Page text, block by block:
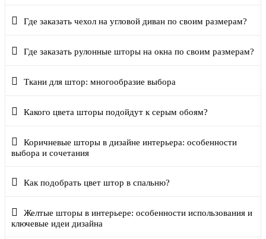
Где заказать чехол на угловой диван по своим размерам?
Где заказать рулонные шторы на окна по своим размерам?
Ткани для штор: многообразие выбора
Какого цвета шторы подойдут к серым обоям?
Коричневые шторы в дизайне интерьера: особенности
выбора и сочетания
Как подобрать цвет штор в спальню?
Желтые шторы в интерьере: особенности использования и
ключевые идеи дизайна